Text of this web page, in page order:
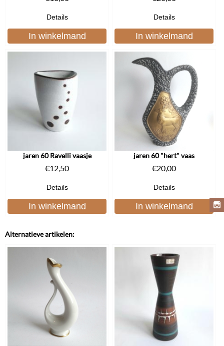
Details
In winkelmand
Details
In winkelmand
jaren 60 Ravelli vaasje
€12,50
Details
In winkelmand
jaren 60 "hert" vaas
€20,00
Details
In winkelmand
Alternatieve artikelen: